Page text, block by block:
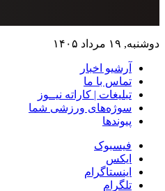
دوشنبه, ۱۹ مرداد ۱۴۰۵
آرشیو اخبار
تماس‌ با‌ ما
تبلیغات | کاراته نیــوز
سوژه‌های ورزشی شما
پیوندها
فیسبوک
ایکس
اینستاگرام
تلگرام